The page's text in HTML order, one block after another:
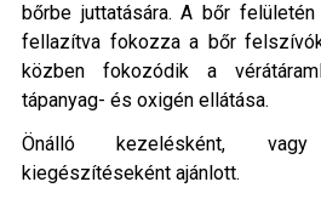
bőrbe juttatására. A bőr
fellazítva fokozza a bőr
közben fokozódik a
tápanyag- és oxigén ellátása.
Önálló kezelésként,
kiegészítéseként ajánlott.